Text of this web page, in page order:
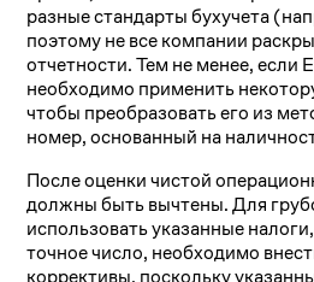
разные стандарты бухучета
поэтому не все компании
отчетности. Тем не менее, если
необходимо применить
чтобы преобразовать его из
номер, основанный на
После оценки чистой
должны быть вычтены. Для
использовать указанные
точное число, необходимо
коррективы, поскольку